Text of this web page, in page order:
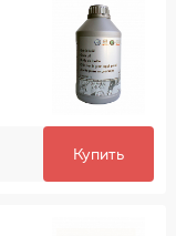
Купить